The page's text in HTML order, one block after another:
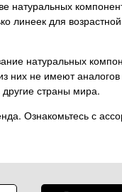
натуральных
линеек для
натуральных
них не имеют
страны мира.
Ознакомьтесь с